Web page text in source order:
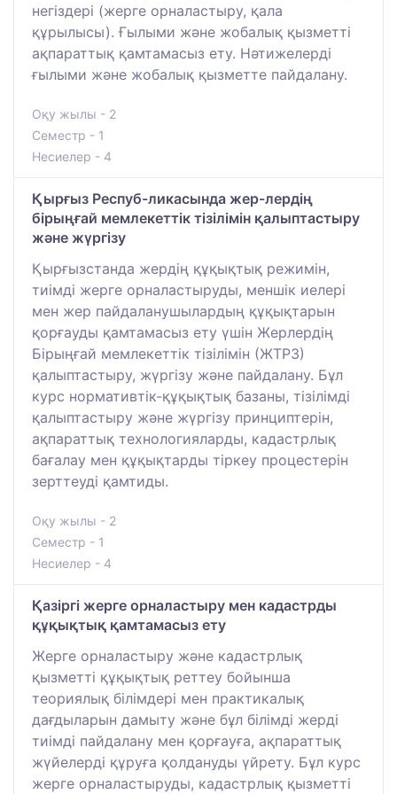
негіздері (жерге орналастыру, қала
құрылысы). Ғылыми және жобалық қызметті
ақпараттық қамтамасыз ету. Нәтижелерді
ғылыми және жобалық қызметте пайдалану.
Оқу жылы - 2
Семестр - 1
Несиелер - 4
Қырғыз Респуб-ликасында жер-лердің
бірыңғай мемлекеттік тізілімін қалыптастыру
және жүргізу
Қырғызстанда жердің құқықтық режимін,
тиімді жерге орналастыруды, меншік иелері
мен жер пайдаланушылардың құқықтарын
қорғауды қамтамасыз ету үшін Жерлердің
Бірыңғай мемлекеттік тізілімін (ЖТРЗ)
қалыптастыру, жүргізу және пайдалану. Бұл
курс нормативтік-құқықтық базаны, тізілімді
қалыптастыру және жүргізу принциптерін,
ақпараттық технологияларды, кадастрлық
бағалау мен құқықтарды тіркеу процестерін
зерттеуді қамтиды.
Оқу жылы - 2
Семестр - 1
Несиелер - 4
Қазіргі жерге орналастыру мен кадастрды
құқықтық қамтамасыз ету
Жерге орналастыру және кадастрлық
қызметті құқықтық реттеу бойынша
теориялық білімдері мен практикалық
дағдыларын дамыту және бұл білімді жерді
тиімді пайдалану мен қорғауға, ақпараттық
жүйелерді құруға қолдануды үйрету. Бұл курс
жерге орналастыруды, кадастрлық қызметті